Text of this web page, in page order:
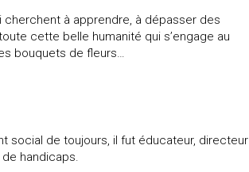
à apprendre, à dépasser des
cette belle humanité qui s’engage au
bouquets de fleurs…
social de toujours, il fut éducateur, directeur
handicaps.